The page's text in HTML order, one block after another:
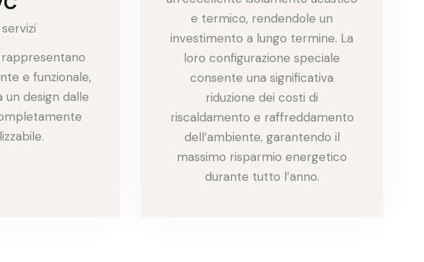
e funzionale,
design dalle
e termico, rendendole un
investimento a lungo termine. La
loro configurazione speciale
consente una significativa
riduzione dei costi di
riscaldamento e raffreddamento
dell’ambiente, garantendo il
massimo risparmio energetico
durante tutto l’anno.